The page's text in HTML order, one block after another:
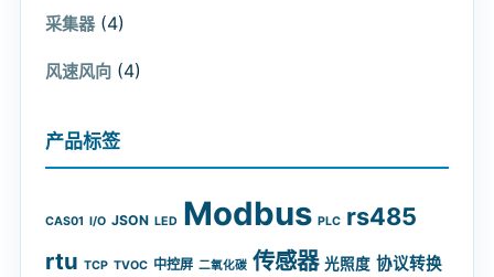
采集器 (4)
风速风向 (4)
产品标签
CAS01 I/O JSON LED Modbus PLC rs485
rtu TCP TVOC 中控屏 二氧化碳 传感器 光照度 协议转换